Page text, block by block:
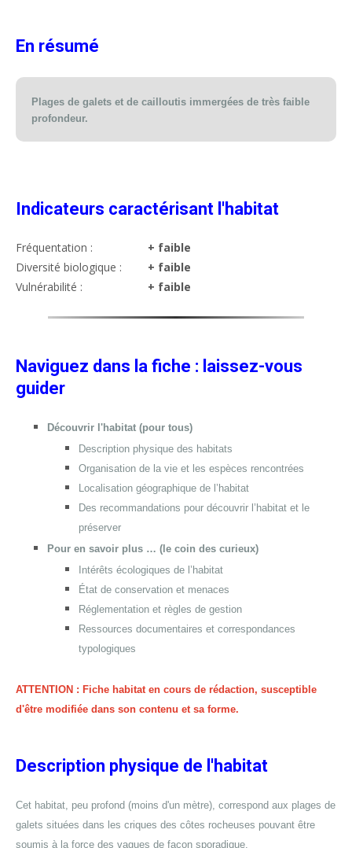
En résumé
Plages de galets et de cailloutis immergées de très faible
profondeur.
Indicateurs caractérisant l'habitat
Fréquentation :
+ faible
Diversité biologique :
+ faible
Vulnérabilité :
+ faible
Naviguez dans la fiche : laissez-vous
guider
Découvrir l'habitat (pour tous)
Description physique des habitats
Organisation de la vie et les espèces rencontrées
Localisation géographique de l’habitat
Des recommandations pour découvrir l’habitat et le
préserver
Pour en savoir plus … (le coin des curieux)
Intérêts écologiques de l’habitat
État de conservation et menaces
Réglementation et règles de gestion
Ressources documentaires et correspondances
typologiques
ATTENTION : Fiche habitat en cours de rédaction, susceptible
d'être modifiée dans son contenu et sa forme.
Description physique de l'habitat
Cet habitat, peu profond (moins d'un mètre), correspond aux plages de
galets situées dans les criques des côtes rocheuses pouvant être
soumis à la force des vagues de façon sporadique.